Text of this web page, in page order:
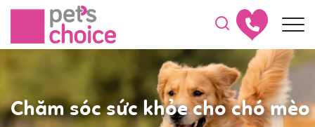
Chăm sóc sức khỏe cho chó mèo